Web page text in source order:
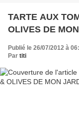
TARTE AUX
OLIVES DE
Publié le 26/07/2012 à
Par titi